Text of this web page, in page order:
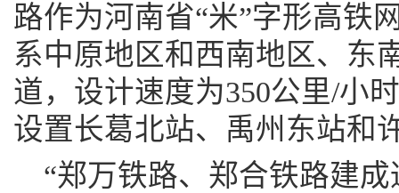
路作为河南省“米”字形高铁
系中原地区和西南地区、东
道，设计速度为350公里/小
设置长葛北站、禹州东站和
“郑万铁路、郑合铁路建